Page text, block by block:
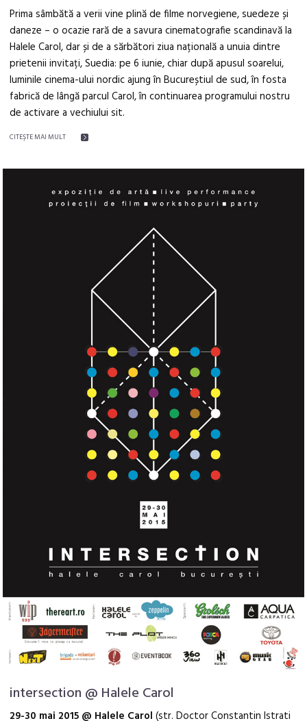
Prima sâmbătă a verii vine plină de filme norvegiene, suedeze și
daneze – o ocazie rară de a savura cinematografie scandinavă la
Halele Carol, dar și de a sărbători ziua națională a unuia dintre
prietenii invitați, Suedia: pe 6 iunie, chiar după apusul soarelui,
luminile cinema-ului nordic ajung în Bucureștiul de sud, în fosta
fabrică de lângă parcul Carol, în continuarea programului nostru
de activare a vechiului sit.
CITEŞTE MAI MULT
intersection @ Halele Carol
29-30 mai 2015 @ Halele Carol(str. Doctor Constantin Istrati